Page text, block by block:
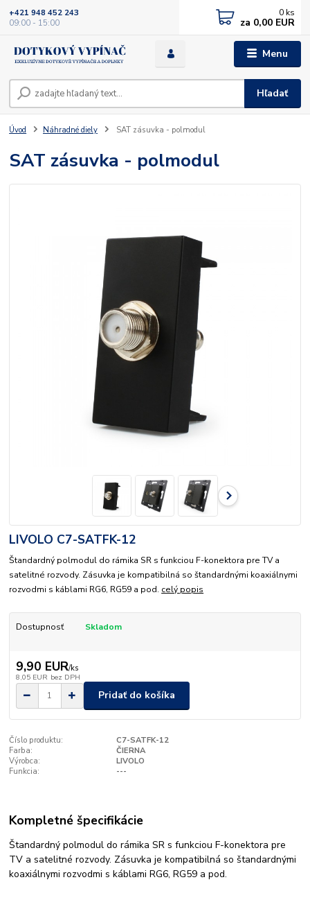
Menu
Hľadať
+421 948 452 243
09:00 - 15:00
0 ks
za 0,00 EUR
Úvod Náhradné diely SAT zásuvka - polmodul
SAT zásuvka - polmodul
LIVOLO C7-SATFK-12
Štandardný polmodul do rámika SR s funkciou F-konektora pre TV a
satelitné rozvody. Zásuvka je kompatibilná so štandardnými koaxiálnymi
rozvodmi s káblami RG6, RG59 a pod. celý popis
Dostupnosť Skladom
9,90 EUR/ks
8,05 EUR bez DPH
Pridať do košíka
Číslo produktu:
C7-SATFK-12
Farba:
ČIERNA
Výrobca:
LIVOLO
Funkcia:
---
Kompletné špecifikácie
Štandardný polmodul do rámika SR s funkciou F-konektora pre
TV a satelitné rozvody. Zásuvka je kompatibilná so štandardnými
koaxiálnymi rozvodmi s káblami RG6, RG59 a pod.